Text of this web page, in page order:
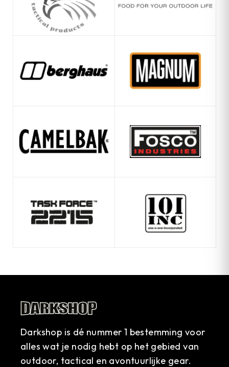
Darkshop is dé nummer 1 bestemming voor
alles wat je nodig hebt op het gebied van
outdoor, tactical en avontuurlijke gear.